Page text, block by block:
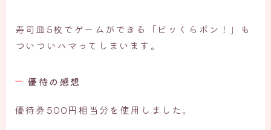
寿司皿5枚でゲームができる「ビッくらポン！」も
ついついハマってしまいます。
優待の感想
優待券500円相当分を使用しました。